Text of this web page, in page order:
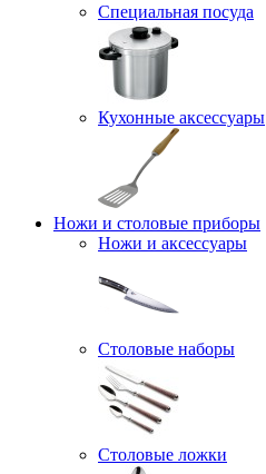
Специальная посуда
Кухонные аксессуары
Ножи и столовые приборы
Ножи и аксессуары
Столовые наборы
Столовые ложки